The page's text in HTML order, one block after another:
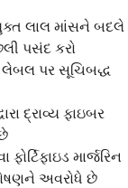
લાલ માંસને બદલે
પસંદ કરો
લેબલ પર સૂચિબદ્ધ
દ્રાવ્ય ફાઇબર
માર્જરિન
અવરોધે છે